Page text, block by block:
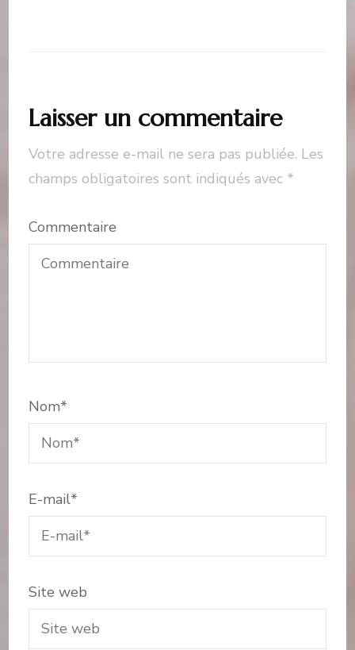
Laisser un commentaire
Votre adresse e-mail ne sera pas publiée. Les
champs obligatoires sont indiqués avec *
Commentaire
Nom*
E-mail*
Site web